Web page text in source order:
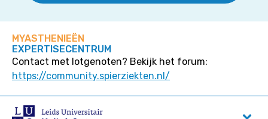
MYASTHENIEËN
EXPERTISECENTRUM
Contact met lotgenoten? Bekijk het forum:
https://community.spierziekten.nl/